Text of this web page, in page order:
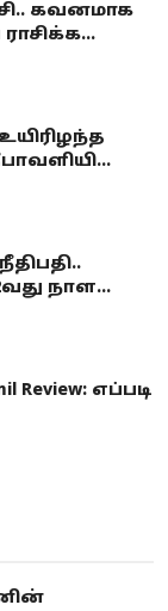
கவனமாக
நாள...
Review: எப்படி